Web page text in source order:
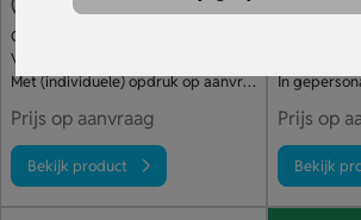
Gemaakt in Nederland
Verkrijgbaar in diverse kleuren
Met (individuele) opdruk op aanvraag
Prijs op aanvraag
Bekijk product
In
Prijs op
Bekijk